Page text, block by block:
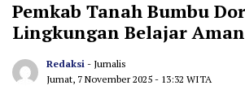
Pemkab Tanah Bumbu
Lingkungan Belajar
Redaksi - Jurnalis
Jumat, 7 November 2025 - 13:32 WITA